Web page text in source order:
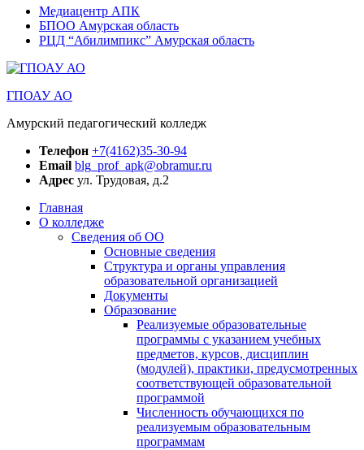
Медиацентр АПК
БПОО Амурская область
РЦД “Абилимпикс” Амурская область
ГПОАУ АО
Амурский педагогический колледж
Телефон +7(4162)35-30-94
Email blg_prof_apk@obramur.ru
Адрес ул. Трудовая, д.2
Главная
О колледже
Сведения об ОО
Основные сведения
Структура и органы управления
образовательной организацией
Документы
Образование
Реализуемые образовательные
программы с указанием учебных
предметов, курсов, дисциплин
(модулей), практики, предусмотренных
соответствующей образовательной
программой
Численность обучающихся по
реализуемым образовательным
программам